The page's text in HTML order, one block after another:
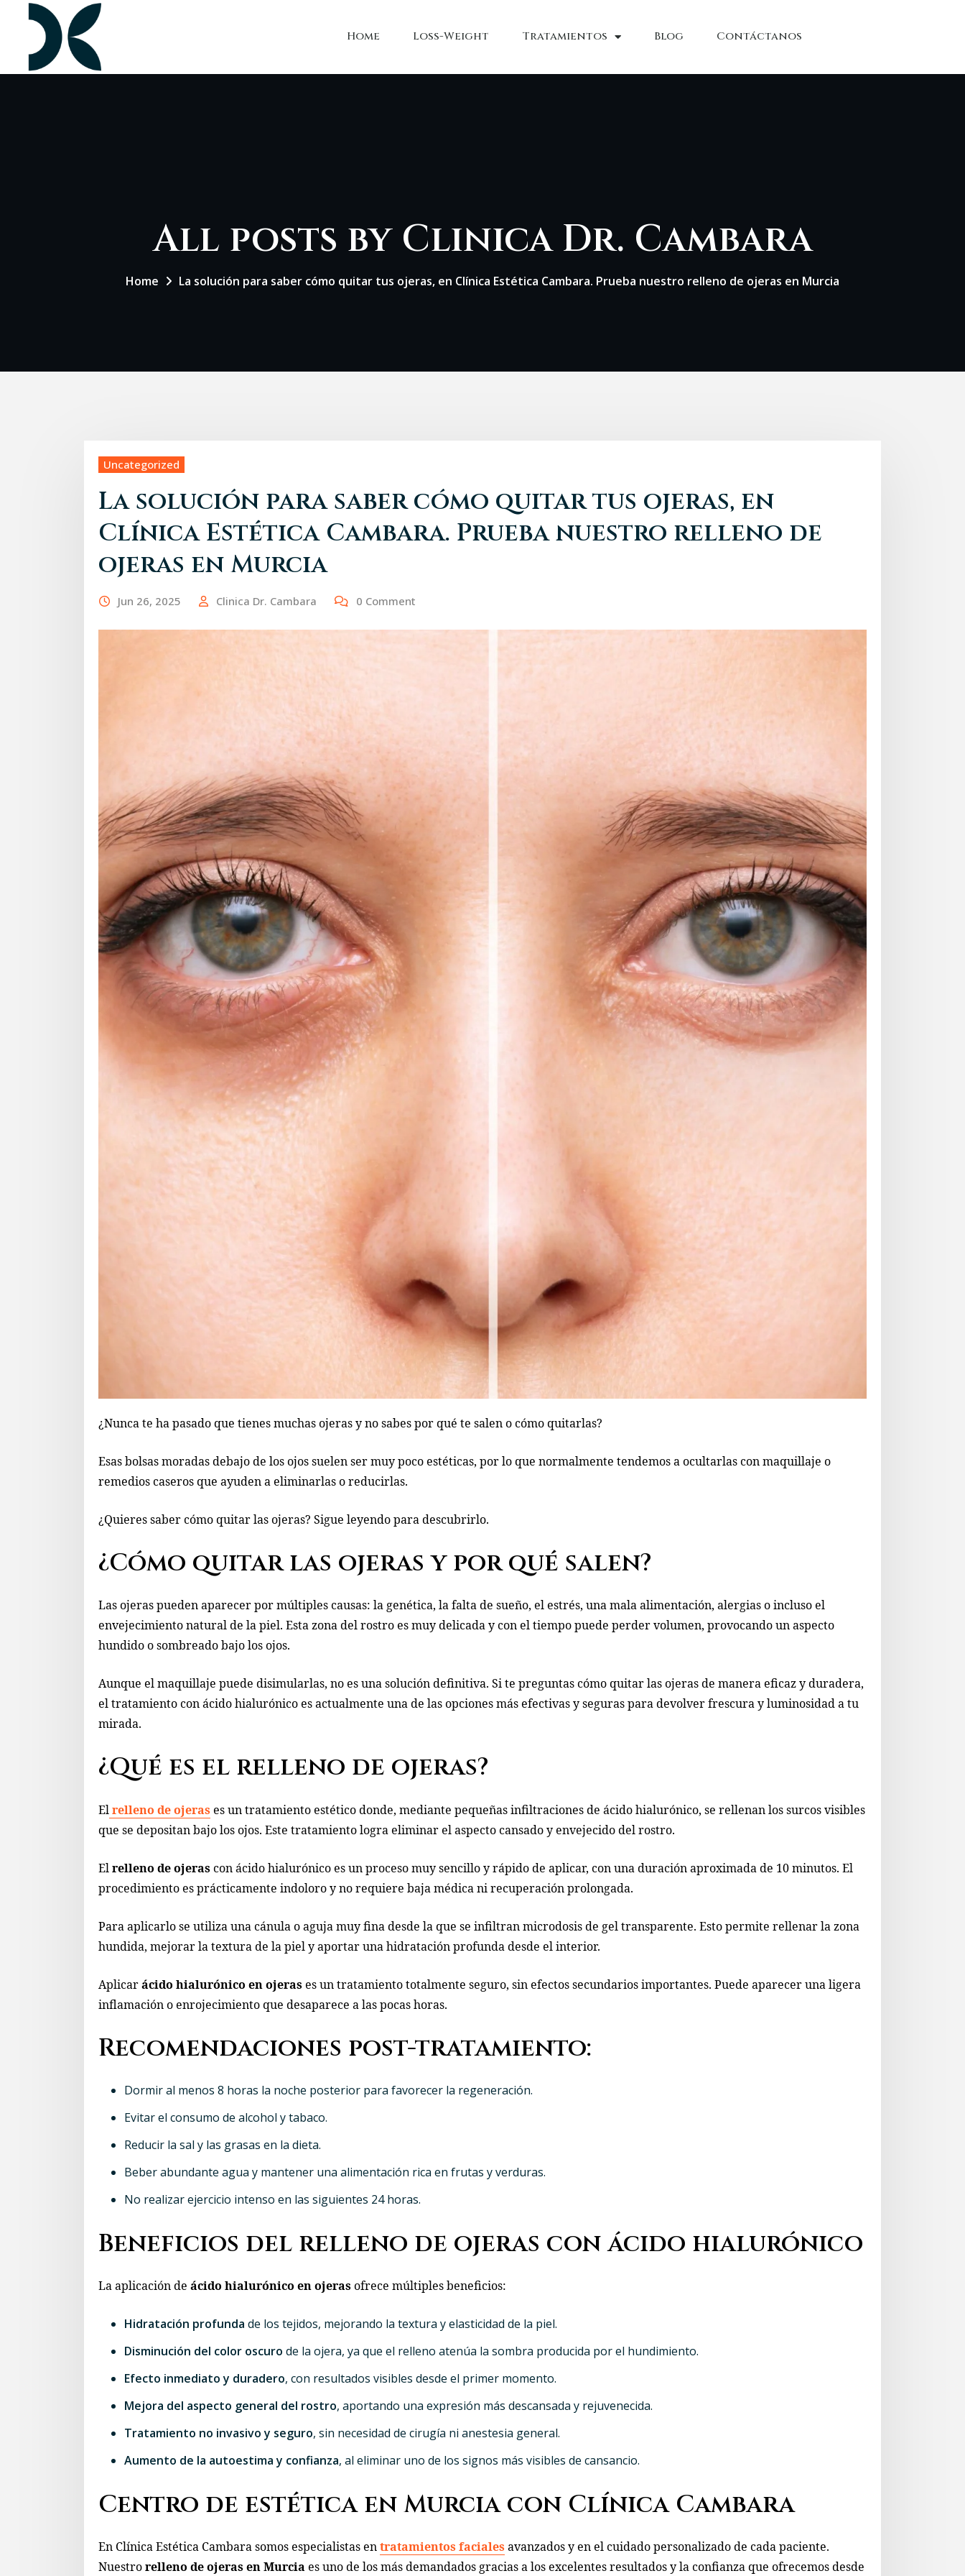
Home Loss-Weight Tratamientos Blog Contáctanos
All posts by Clinica Dr. Cambara
Home La solución para saber cómo quitar tus ojeras, en Clínica Estética Cambara. Prueba nuestro relleno de ojeras en Murcia
Uncategorized
La solución para saber cómo quitar tus ojeras, en
Clínica Estética Cambara. Prueba nuestro relleno de
ojeras en Murcia
Jun 26, 2025 Clinica Dr. Cambara 0 Comment
¿Nunca te ha pasado que tienes muchas ojeras y no sabes por qué te salen o cómo quitarlas?
Esas bolsas moradas debajo de los ojos suelen ser muy poco estéticas, por lo que normalmente tendemos a ocultarlas con maquillaje o
remedios caseros que ayuden a eliminarlas o reducirlas.
¿Quieres saber cómo quitar las ojeras? Sigue leyendo para descubrirlo.
¿Cómo quitar las ojeras y por qué salen?
Las ojeras pueden aparecer por múltiples causas: la genética, la falta de sueño, el estrés, una mala alimentación, alergias o incluso el
envejecimiento natural de la piel. Esta zona del rostro es muy delicada y con el tiempo puede perder volumen, provocando un aspecto
hundido o sombreado bajo los ojos.
Aunque el maquillaje puede disimularlas, no es una solución definitiva. Si te preguntas cómo quitar las ojeras de manera eficaz y duradera,
el tratamiento con ácido hialurónico es actualmente una de las opciones más efectivas y seguras para devolver frescura y luminosidad a tu
mirada.
¿Qué es el relleno de ojeras?
Elrelleno de ojeras es un tratamiento estético donde, mediante pequeñas infiltraciones de ácido hialurónico, se rellenan los surcos visibles
que se depositan bajo los ojos. Este tratamiento logra eliminar el aspecto cansado y envejecido del rostro.
Elrelleno de ojerascon ácido hialurónico es un proceso muy sencillo y rápido de aplicar, con una duración aproximada de 10 minutos. El
procedimiento es prácticamente indoloro y no requiere baja médica ni recuperación prolongada.
Para aplicarlo se utiliza una cánula o aguja muy fina desde la que se infiltran microdosis de gel transparente. Esto permite rellenar la zona
hundida, mejorar la textura de la piel y aportar una hidratación profunda desde el interior.
Aplicarácido hialurónico en ojerases un tratamiento totalmente seguro, sin efectos secundarios importantes. Puede aparecer una ligera
inflamación o enrojecimiento que desaparece a las pocas horas.
Recomendaciones post-tratamiento:
Dormir al menos 8 horas la noche posterior para favorecer la regeneración.
Evitar el consumo de alcohol y tabaco.
Reducir la sal y las grasas en la dieta.
Beber abundante agua y mantener una alimentación rica en frutas y verduras.
No realizar ejercicio intenso en las siguientes 24 horas.
Beneficios del relleno de ojeras con ácido hialurónico
La aplicación de ácido hialurónico en ojerasofrece múltiples beneficios:
Hidratación profunda de los tejidos, mejorando la textura y elasticidad de la piel.
Disminución del color oscuro de la ojera, ya que el relleno atenúa la sombra producida por el hundimiento.
Efecto inmediato y duradero, con resultados visibles desde el primer momento.
Mejora del aspecto general del rostro, aportando una expresión más descansada y rejuvenecida.
Tratamiento no invasivo y seguro, sin necesidad de cirugía ni anestesia general.
Aumento de la autoestima y confianza, al eliminar uno de los signos más visibles de cansancio.
Centro de estética en Murcia con Clínica Cambara
En Clínica Estética Cambara somos especialistas entratamientos faciales avanzados y en el cuidado personalizado de cada paciente.
Nuestrorelleno de ojeras en Murcia es uno de los más demandados gracias a los excelentes resultados y la confianza que ofrecemos desde